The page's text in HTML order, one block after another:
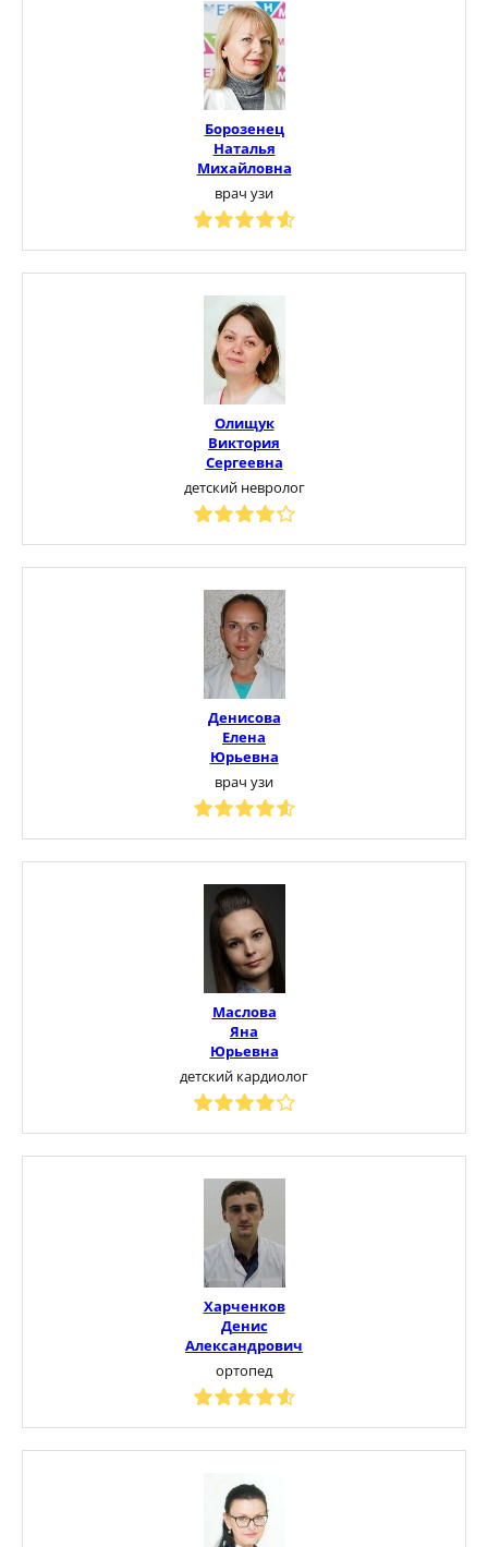
Борозенец
Наталья
Михайловна
врач узи
Олищук
Виктория
Сергеевна
детский невролог
Денисова
Елена
Юрьевна
врач узи
Маслова
Яна
Юрьевна
детский кардиолог
Харченков
Денис
Александрович
ортопед